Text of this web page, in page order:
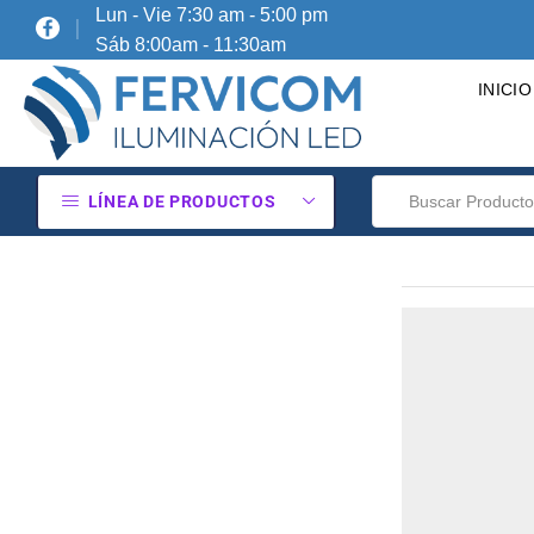
Lun - Vie 7:30 am - 5:00 pm
Sáb 8:00am - 11:30am
INICIO
LÍNEA DE PRODUCTOS